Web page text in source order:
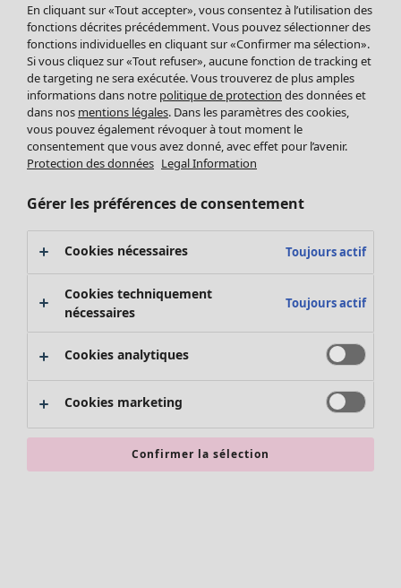
Leggings et collants
Accessoires
Chaussures
Vêtements de bain
Basics
Soldes Mobilier
Bonnes affaires déco
Décoration
Textiles
Tapis
Éponge
Promos SOLDES
Les promos de Gudrun Sjödén
Nouvel arrivage
Bonnes affaires en soldes - jusqu'à -70
En cliquant sur «Tout accepter», vous consentez à l’utilisation des
fonctions décrites précédemment. Vous pouvez sélectionner des
fonctions individuelles en cliquant sur «Confirmer ma sélection».
Si vous cliquez sur «Tout refuser», aucune fonction de tracking et
de targeting ne sera exécutée. Vous trouverez de plus amples
informations dans notre politique de protection des données et
dans nos mentions légales. Dans les paramètres des cookies,
vous pouvez également révoquer à tout moment le
consentement que vous avez donné, avec effet pour l’avenir.
Protection des données Legal Information
Gérer les préférences de consentement
Cookies nécessaires Toujours actif
Cookies techniquement
nécessaires
Toujours actif
Cookies analytiques
Cookies marketing
Confirmer la sélection